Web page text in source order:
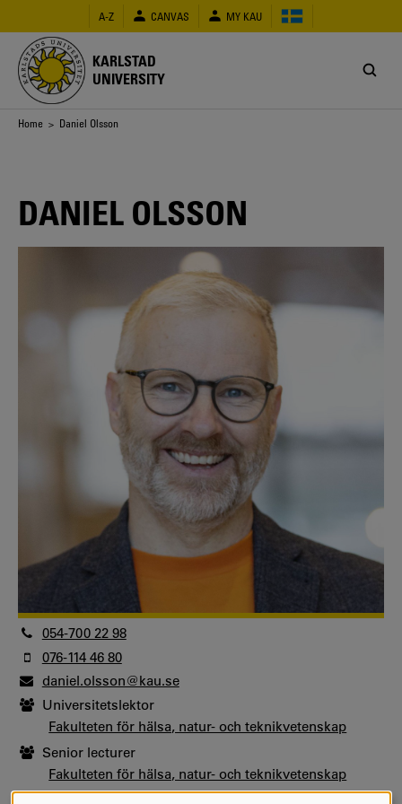
main
content
A-Z CANVAS MY KAU
KARLSTAD
UNIVERSITY
Breadcrumb
Home > Daniel Olsson
DANIEL OLSSON
054-700 22 98
076-114 46 80
daniel.olsson@kau.se
Universitetslektor
Fakulteten för hälsa, natur- och teknikvetenskap
Senior lecturer
Fakulteten för hälsa, natur- och teknikvetenskap
SMEER